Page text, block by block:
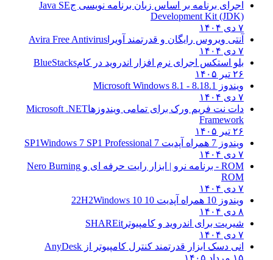
اجرای برنامه بر اساس زبان برنامه نویسی جJava SE
Development Kit (JDK)
۷ دی ۱۴۰۴
آنتی ویروس رایگان و قدرتمند آویرا Avira Free Antivirus
۷ دی ۱۴۰۴
بلو استکس اجرای نرم افزار اندروید در کامBlueStacks
۲۶ تیر ۱۴۰۵
ویندوز 8.1
8.1 - Microsoft Windows 8.1
۷ دی ۱۴۰۴
دات نت فریم ورک برای تمامی ویندوزهاMicrosoft .NET
Framework
۲۶ تیر ۱۴۰۵
ویندوز 7 همراه آپدیت 7 SP1
Windows 7 SP1 Professional
۷ دی ۱۴۰۴
ROM - برنامه نرو | ابزار رایت حرفه ای و
Nero Burning
ROM
۷ دی ۱۴۰۴
ویندوز 10 همراه آپدیت 10 22H2
Windows 10
۸ دی ۱۴۰۴
شیریت برای اندروید و کامپیوتر SHAREit
۷ دی ۱۴۰۴
انی دسک ابزار قدرتمند کنترل کامپیوتر از AnyDesk